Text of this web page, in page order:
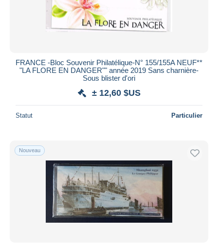
FRANCE -Bloc Souvenir Philatélique-N° 155/155A NEUF**
"LA FLORE EN DANGER"" année 2019 Sans charnière-
Sous blister d'ori
± 12,60 $US
Statut Particulier
Nouveau